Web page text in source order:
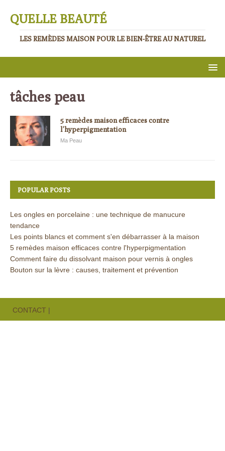
QUELLE BEAUTÉ
LES REMÈDES MAISON POUR LE BIEN-ÊTRE AU NATUREL
tâches peau
5 remèdes maison efficaces contre
l’hyperpigmentation
Ma Peau
POPULAR POSTS
Les ongles en porcelaine : une technique de manucure
tendance
Les points blancs et comment s'en débarrasser à la maison
5 remèdes maison efficaces contre l'hyperpigmentation
Comment faire du dissolvant maison pour vernis à ongles
Bouton sur la lèvre : causes, traitement et prévention
CONTACT |